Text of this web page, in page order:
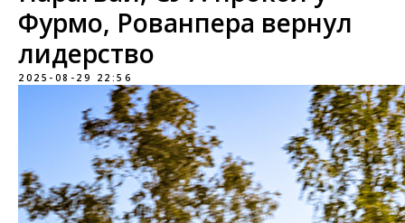
Фурмо, Рованпера вернул
лидерство
2025-08-29 22:56